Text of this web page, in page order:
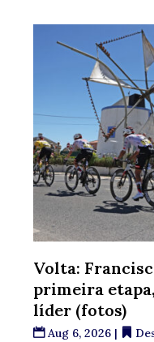
Volta:
primeira
líder (fotos)
Aug 6, 2026 |